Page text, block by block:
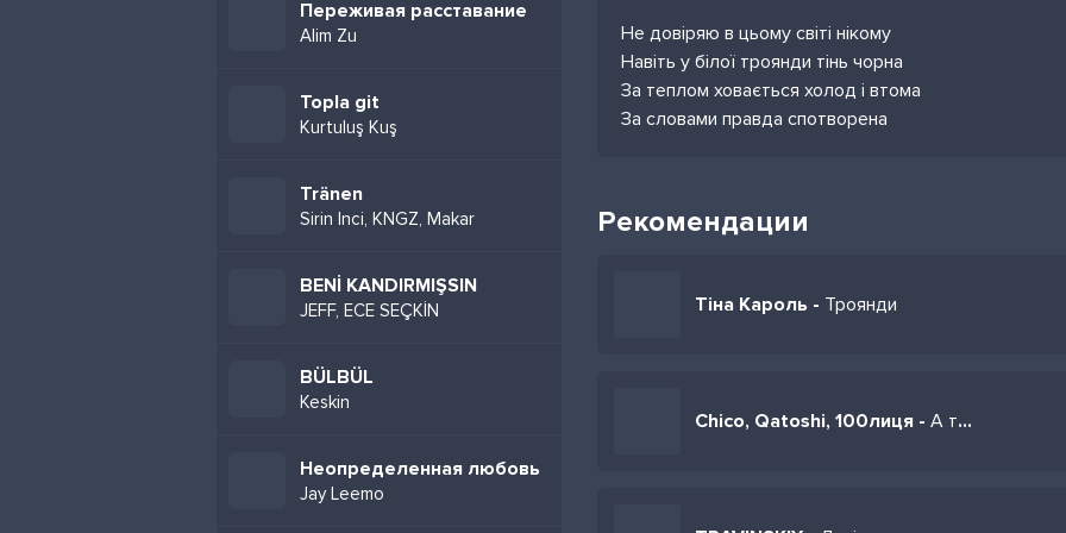
Переживая расставание
Alim Zu
Topla git
Kurtuluş Kuş
Tränen
Sirin Inci, KNGZ, Makar
BENİ KANDIRMIŞSIN
JEFF, ECE SEÇKİN
BÜLBÜL
Keskin
Неопределенная любовь
Jay Leemo
Не довіряю в цьому світі нікому
Навіть у білої троянди тінь чорна
За теплом ховається холод і втома
За словами правда спотворена
Рекомендации
Тіна Кароль - Троянди
Chico, Qatoshi, 100лиця - А ти тримала білі білі білі троянди